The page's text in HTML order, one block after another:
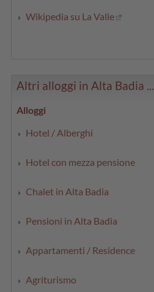
Wikipedia su La Valle
Altri alloggi in Alta Badia ...
Alloggi
Hotel / Alberghi
Hotel con mezza pensione
Chalet in Alta Badia
Pensioni in Alta Badia
Appartamenti / Residence
Agriturismo